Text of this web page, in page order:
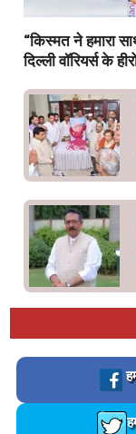
“किस्मत ने हमारा
दिल्ली वॉरियर्स के